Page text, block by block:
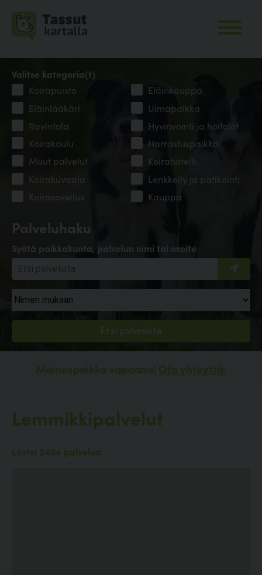
Palveluhaku
Syötä paikkakunta, palvelun nimi tai osoite
Valitse kategoria(t)
Koirapuisto
Eläinkauppa
Eläinlääkäri
Uimapaikka
Ravintola
Hyvinvointi ja hoitolat
Koirakoulu
Harrastuspaikka
Muut palvelut
Koirahotelli
Koirakuvaaja
Lenkkeily ja patikointi
Koirasovellus
Kauppa
Mainospaikka vapaana! Ota yhteyttä.
Lemmikkipalvelut
Löytyi 2494 palvelua